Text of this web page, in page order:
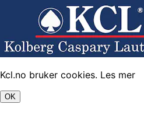
Kcl.no bruker cookies. Les mer
OK